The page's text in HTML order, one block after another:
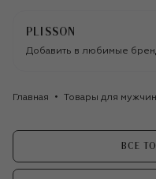
PLISSON
Добавить в любимые
Главная Товары для мужчин
ВСЕ